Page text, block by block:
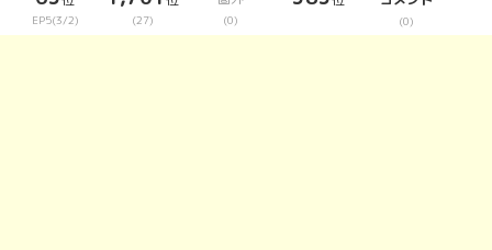
EP5(3/2) (27) (0) (0)